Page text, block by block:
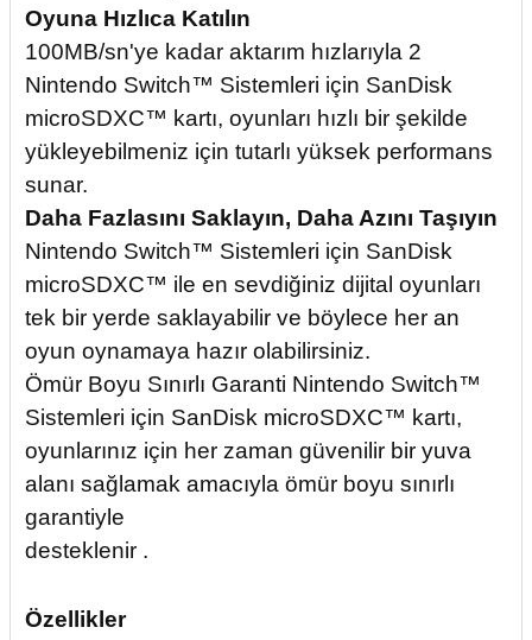
Oyuna Hızlıca Katılın
100MB/sn'ye kadar aktarım hızlarıyla 2
Nintendo Switch™ Sistemleri için SanDisk
microSDXC™ kartı, oyunları hızlı bir şekilde
yükleyebilmeniz için tutarlı yüksek performans
sunar.
Daha Fazlasını Saklayın, Daha Azını Taşıyın
Nintendo Switch™ Sistemleri için SanDisk
microSDXC™ ile en sevdiğiniz dijital oyunları
tek bir yerde saklayabilir ve böylece her an
oyun oynamaya hazır olabilirsiniz.
Ömür Boyu Sınırlı Garanti Nintendo Switch™
Sistemleri için SanDisk microSDXC™ kartı,
oyunlarınız için her zaman güvenilir bir yuva
alanı sağlamak amacıyla ömür boyu sınırlı
garantiyle
desteklenir .
Özellikler